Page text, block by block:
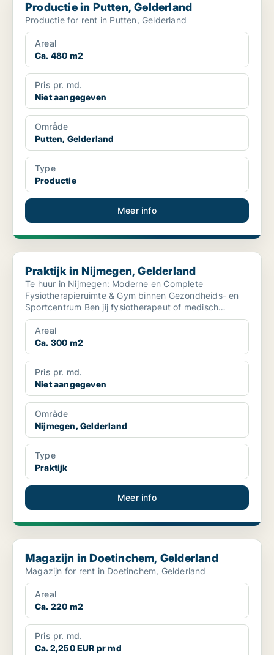
Productie in Putten, Gelderland
Productie for rent in Putten, Gelderland
Areal
Ca. 480 m2
Pris pr. md.
Niet aangegeven
Område
Putten, Gelderland
Type
Productie
Meer info
Praktijk in Nijmegen, Gelderland
Praktijk in Nijmegen, Gelderland
Te huur in Nijmegen: Moderne en Complete
Fysiotherapieruimte & Gym binnen Gezondheids- en
Sportcentrum Ben jij fysiotherapeut of medisch
specialist en ...
Areal
Ca. 300 m2
Pris pr. md.
Niet aangegeven
Område
Nijmegen, Gelderland
Type
Praktijk
Meer info
Magazijn in Doetinchem, Gelderland
Magazijn in Doetinchem, Gelderland
Magazijn for rent in Doetinchem, Gelderland
Areal
Ca. 220 m2
Pris pr. md.
Ca. 2,250 EUR pr md